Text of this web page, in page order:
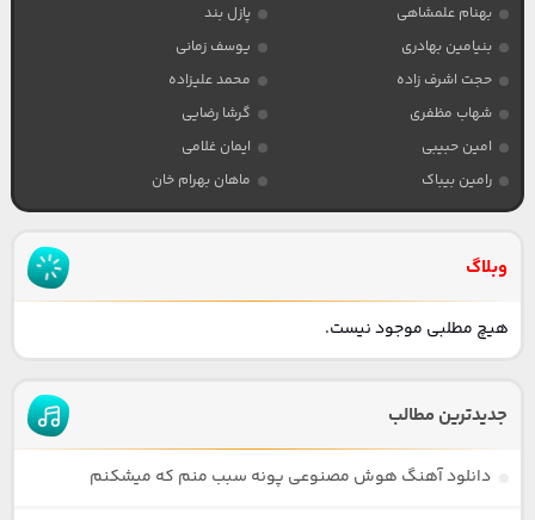
بهنام علمشاهی
پازل بند
بنیامین بهادری
یوسف زمانی
حجت اشرف زاده
محمد علیزاده
شهاب مظفری
گرشا رضایی
امین حبیبی
ایمان غلامی
رامین بیباک
ماهان بهرام خان
وبلاگ
هیچ مطلبی موجود نیست.
جدیدترین مطالب
دانلود آهنگ هوش مصنوعی پونه سبب منم که میشکنم